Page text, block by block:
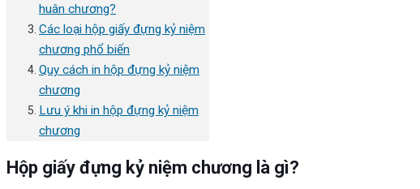
huân chương?
Các loại hộp giấy đựng kỷ niệm
chương phổ biến
Quy cách in hộp đựng kỷ niệm
chương
Lưu ý khi in hộp đựng kỷ niệm
chương
Hộp giấy đựng kỷ niệm chương là gì?